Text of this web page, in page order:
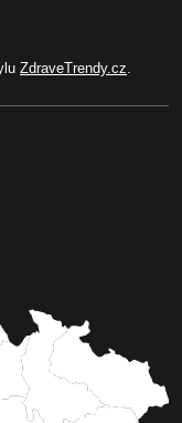
ZdraveTrendy.cz